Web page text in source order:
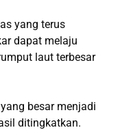
yang terus
dapat melaju
laut terbesar
besar menjadi
ditingkatkan.